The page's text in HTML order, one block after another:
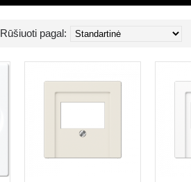
Rūšiuoti pagal: